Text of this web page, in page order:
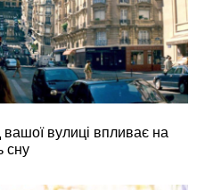
вашої вулиці впливає на
сну